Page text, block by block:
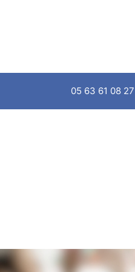
05 63 61 08 27